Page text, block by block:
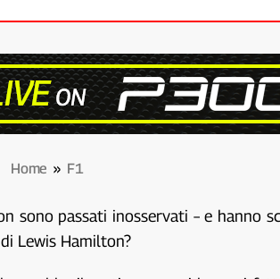
Home » F1
sono passati inosservati – e hanno
Lewis Hamilton?